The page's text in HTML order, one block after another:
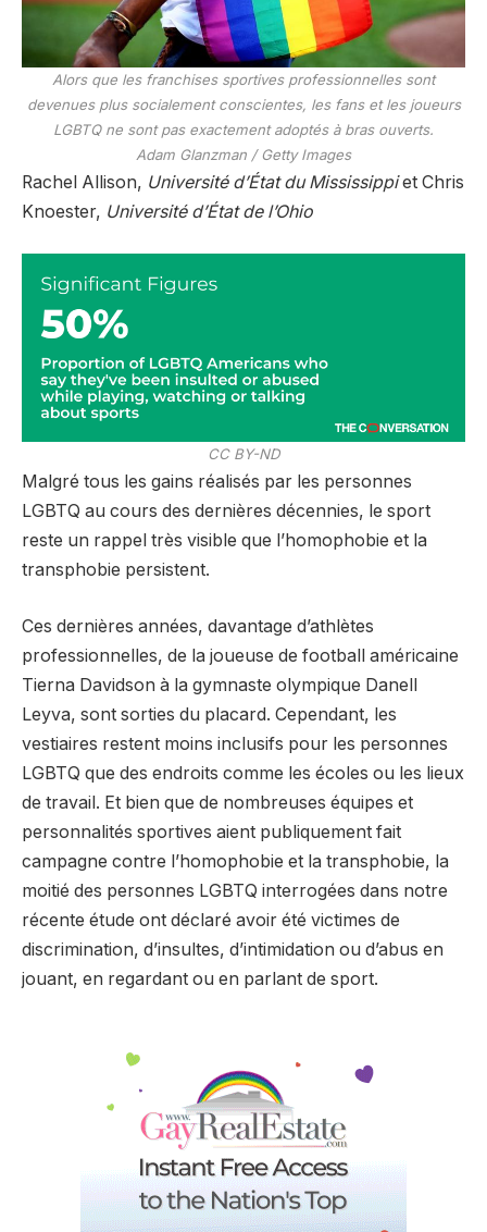
Alors que les franchises sportives professionnelles sont
devenues plus socialement conscientes, les fans et les joueurs
LGBTQ ne sont pas exactement adoptés à bras ouverts.
Adam Glanzman / Getty Images
Rachel Allison, Université d’État du Mississippiet Chris
Knoester, Université d’État de l’Ohio
CC BY-ND
Malgré tous les gains réalisés par les personnes
LGBTQ au cours des dernières décennies, le sport
reste un rappel très visible que l’homophobie et la
transphobie persistent.
Ces dernières années, davantage d’athlètes
professionnelles, de la joueuse de football américaine
Tierna Davidson à la gymnaste olympique Danell
Leyva, sont sorties du placard. Cependant, les
vestiaires restent moins inclusifs pour les personnes
LGBTQ que des endroits comme les écoles ou les lieux
de travail. Et bien que de nombreuses équipes et
personnalités sportives aient publiquement fait
campagne contre l’homophobie et la transphobie, la
moitié des personnes LGBTQ interrogées dans notre
récente étude ont déclaré avoir été victimes de
discrimination, d’insultes, d’intimidation ou d’abus en
jouant, en regardant ou en parlant de sport.